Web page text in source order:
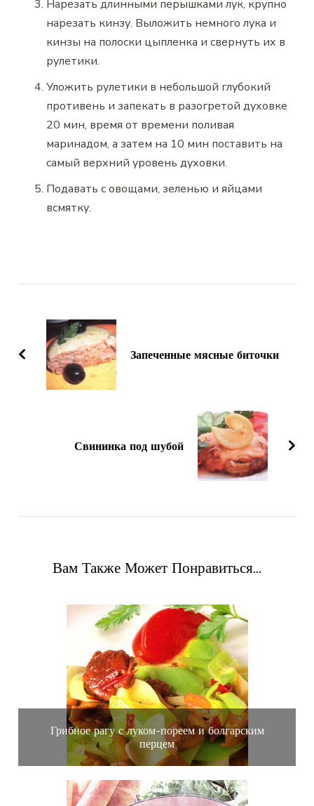
Нарезать длинными перышками лук, крупно
нарезать кинзу. Выложить немного лука и
кинзы на полоски цыпленка и свернуть их в
рулетики.
Уложить рулетики в небольшой глубокий
противень и запекать в разогретой духовке
20 мин, время от времени поливая
маринадом, а затем на 10 мин поставить на
самый верхний уровень духовки.
Подавать с овощами, зеленью и яйцами
всмятку.
записям
Запеченные мясные биточки
Свининка под шубой
Вам Также Может Понравиться...
Грибное рагу с луком-пореем и болгарским
перцем